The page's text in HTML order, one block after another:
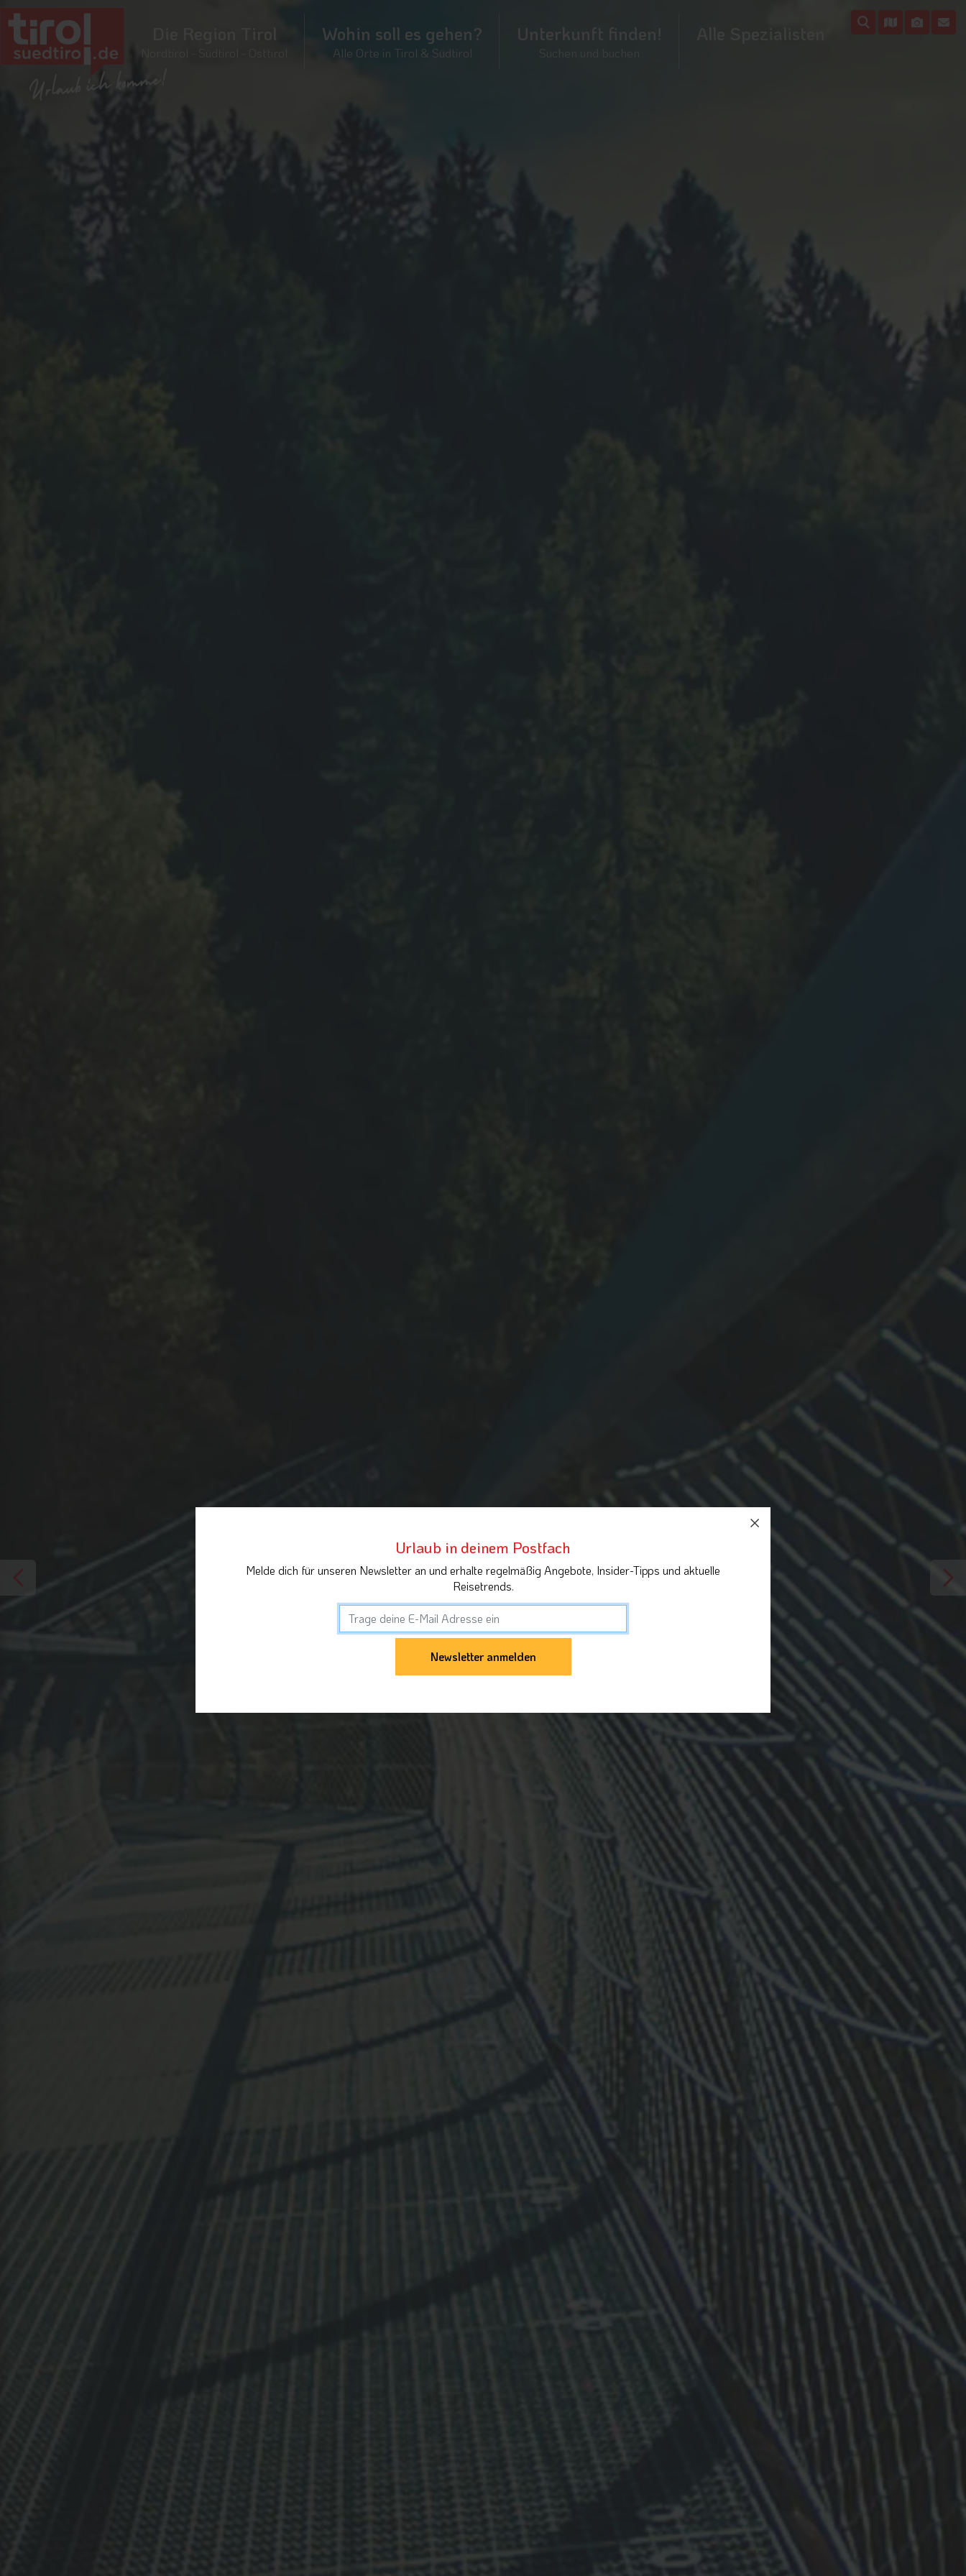
Wohin soll es gehen?
Alle Orte in Tirol & Südtirol
Unterkunft finden!
Suchen und buchen
Urlaub in deinem Postfach
Melde dich für unseren Newsletter an und erhalte regelmäßig Angebote, Insider-Tipps und aktuelle
Reisetrends.